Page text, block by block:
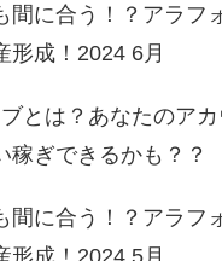
間に合う！？アラフ
形成！2024 6月
とは？あなたのアカ
稼ぎできるかも？？
間に合う！？アラフ
形成！2024 5月